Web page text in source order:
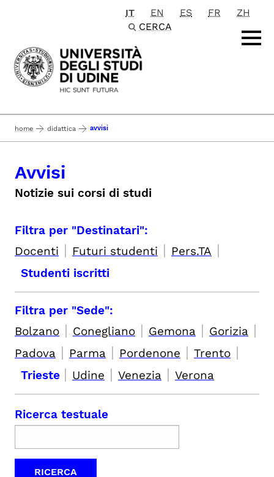
Passa al contenuto principale
IT EN ES FR
ZH
CERCA
home didattica avvisi
Avvisi
Notizie sui corsi di studi
Filtra per "Destinatari":
Docenti | Futuri studenti | Pers.TA |
Studenti iscritti
Filtra per "Sede":
Bolzano | Conegliano | Gemona | Gorizia |
Padova | Parma | Pordenone | Trento |
Trieste | Udine | Venezia | Verona
Ricerca testuale